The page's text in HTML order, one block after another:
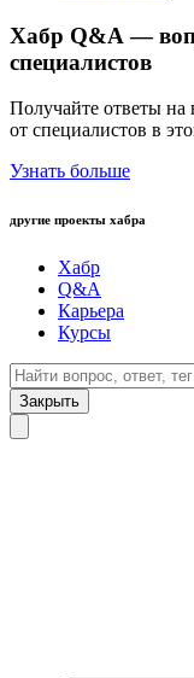
Хабр Q&A —
специалистов
Получайте ответы
от специалистов в
Узнать больше
другие проекты хабра
Хабр
Q&A
Карьера
Курсы
Закрыть